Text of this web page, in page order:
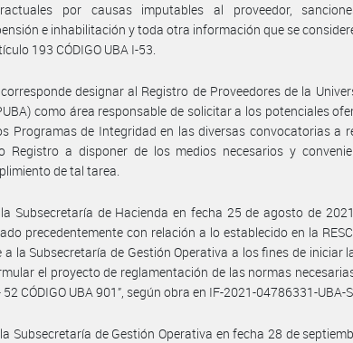
por causas imputables al proveedor,
e inhabilitación y toda otra información que se
193 CÓDIGO UBA I-53.
designar al Registro de Proveedores de la
como área responsable de solicitar a los potenciales
Programas de Integridad en las diversas convocatorias a
Registro a disponer de los medios necesarios y
de tal tarea.
Subsecretaría de Hacienda en fecha 25 de agosto de
precedentemente con relación a lo establecido en la
a la Subsecretaría de Gestión Operativa a los fines de iniciar
el proyecto de reglamentación de las normas
52 CÓDIGO UBA 901”, según obra en IF-2021-04786331-UBA-
Subsecretaría de Gestión Operativa en fecha 28 de